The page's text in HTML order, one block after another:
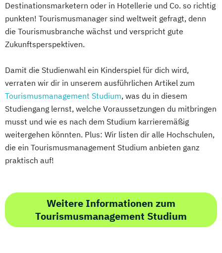
Destinationsmarketern oder in Hotellerie und Co. so richtig
punkten! Tourismusmanager sind weltweit gefragt, denn
die Tourismusbranche wächst und verspricht gute
Zukunftsperspektiven.
Damit die Studienwahl ein Kinderspiel für dich wird,
verraten wir dir in unserem ausführlichen Artikel zum
Tourismusmanagement Studium, was du in diesem
Studiengang lernst, welche Voraussetzungen du mitbringen
musst und wie es nach dem Studium karrieremäßig
weitergehen könnten. Plus: Wir listen dir alle Hochschulen,
die ein Tourismusmanagement Studium anbieten ganz
praktisch auf!
Weitere Informationen zum
Tourismusmanagement Studium